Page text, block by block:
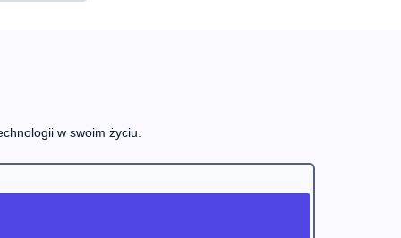
w swoim życiu.